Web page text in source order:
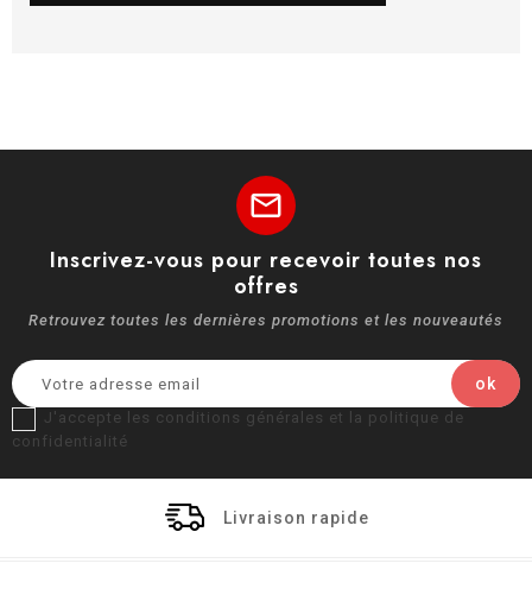
mail
Inscrivez-vous pour recevoir toutes nos
offres
Retrouvez toutes les dernières promotions et les nouveautés
J'accepte les conditions générales et la politique de
confidentialité
Livraison rapide